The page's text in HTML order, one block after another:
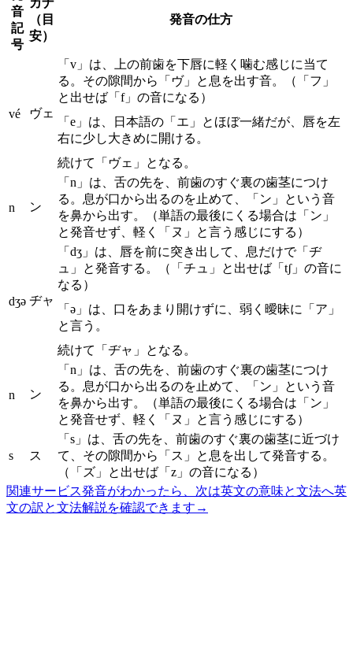
音
記
号
（目
安）
発音の仕方
vé ヴェ
「v」は、上の前歯を下唇に軽く噛む感じに当て
る。その隙間から「ヴ」と息を出す音。（「フ」
と出せば「f」の音になる）
「e」は、日本語の「エ」とほぼ一緒だが、唇を左
右に少し大きめに開ける。
続けて「ヴェ」となる。
n ン
「n」は、舌の先を、前歯のすぐ裏の歯茎につけ
る。息が口から出るのを止めて、「ン」という音
を鼻から出す。（単語の最後にくる場合は「ン」
と発音せず、軽く「ヌ」と言う感じにする）
dʒə ヂャ
「dʒ」は、唇を前に突き出して、息だけで「ヂ
ュ」と発音する。（「チュ」と出せば「tʃ」の音に
なる）
「ə」は、口をあまり開けずに、弱く曖昧に「ア」
と言う。
続けて「ヂャ」となる。
n ン
「n」は、舌の先を、前歯のすぐ裏の歯茎につけ
る。息が口から出るのを止めて、「ン」という音
を鼻から出す。（単語の最後にくる場合は「ン」
と発音せず、軽く「ヌ」と言う感じにする）
s ス
「s」は、舌の先を、前歯のすぐ裏の歯茎に近づけ
て、その隙間から「ス」と息を出して発音する。
（「ズ」と出せば「z」の音になる）
関連サービス発音がわかったら、次は英文の意味と文法へ英
文の訳と文法解説を確認できます →